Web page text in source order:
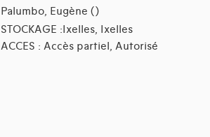
Palumbo, Eugène ()
STOCKAGE :Ixelles, Ixelles
ACCES : Accès partiel, Autorisé